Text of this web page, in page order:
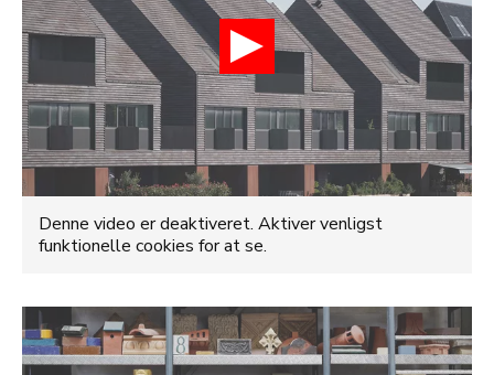
Denne video er deaktiveret. Aktiver venligst
funktionelle cookies for at se.